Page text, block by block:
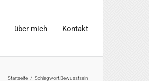
über mich Kontakt
Startseite / Schlagwort:Bewusstsein